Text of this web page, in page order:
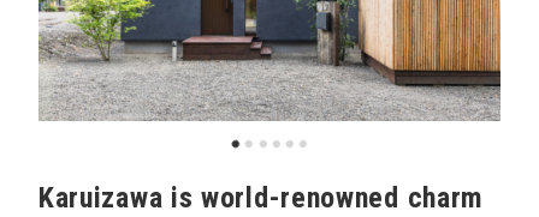
Karuizawa is world-renowned charm